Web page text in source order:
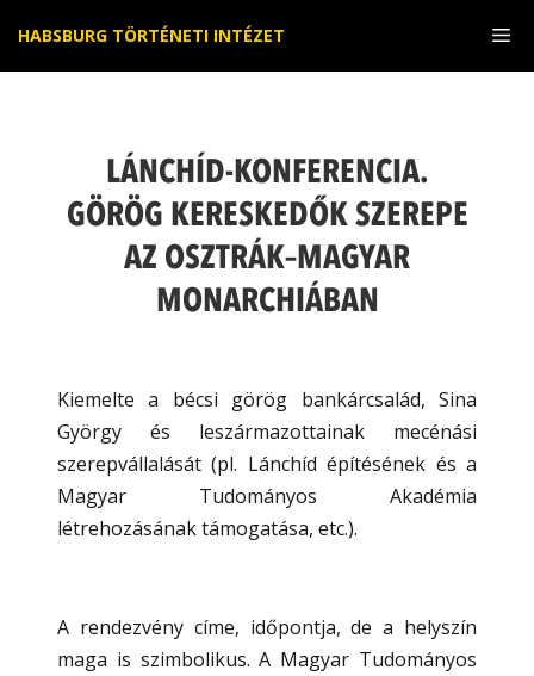
tartalomba
HABSBURG TÖRTÉNETI INTÉZET
LÁNCHÍD-KONFERENCIA.
GÖRÖG KERESKEDŐK SZEREPE
AZ OSZTRÁK–MAGYAR
MONARCHIÁBAN
Kiemelte a bécsi görög bankárcsalád, Sina
György és leszármazottainak mecénási
szerepvállalását (pl. Lánchíd építésének és a
Magyar Tudományos Akadémia
létrehozásának támogatása, etc.).
A rendezvény címe, időpontja, de a helyszín
maga is szimbolikus. A Magyar Tudományos